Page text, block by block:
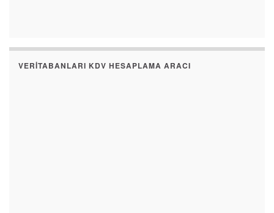
VERITABANLARI KDV HESAPLAMA ARACI